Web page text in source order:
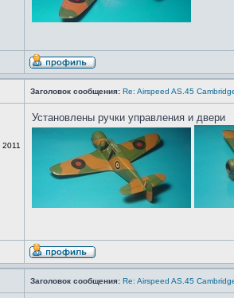
Заголовок сообщения: Re: Airspeed AS.45
2011
Установлены ручки управления и двери
Заголовок сообщения: Re: Airspeed AS.45